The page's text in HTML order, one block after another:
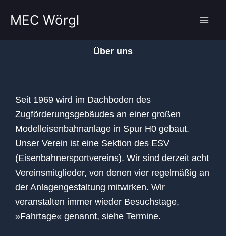
InhaltMEC Wörgl
Über uns
Seit 1969 wird im Dachboden des
Zugförderungsgebäudes an einer großen
Modelleisenbahnanlage in Spur H0 gebaut.
Unser Verein ist eine Sektion des ESV
(Eisenbahnersportvereins). Wir sind derzeit acht
Vereinsmitglieder, von denen vier regelmäßig an
der Anlagengestaltung mitwirken. Wir
veranstalten immer wieder Besuchstage,
»Fahrtage« genannt, siehe Termine.